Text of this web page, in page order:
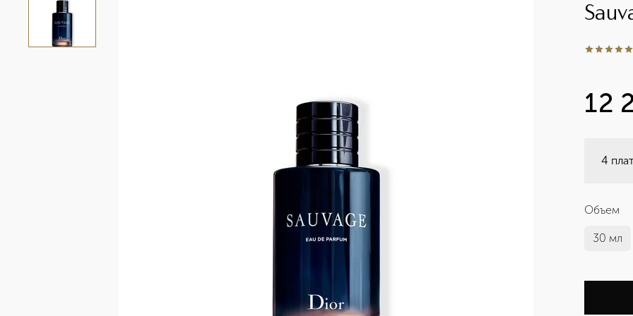
5из 51
12
4
Объем
30 мл